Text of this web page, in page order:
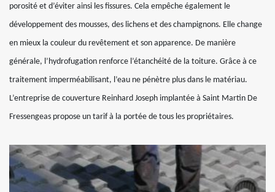
porosité et d’éviter ainsi les fissures. Cela empêche également le
développement des mousses, des lichens et des champignons. Elle change
en mieux la couleur du revêtement et son apparence. De manière
générale, l’hydrofugation renforce l’étanchéité de la toiture. Grâce à ce
traitement imperméabilisant, l’eau ne pénètre plus dans le matériau.
L’entreprise de couverture Reinhard Joseph implantée à Saint Martin De
Fressengeas propose un tarif à la portée de tous les propriétaires.